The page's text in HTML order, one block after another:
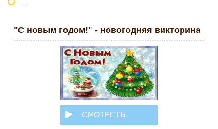
"С новым годом!" - новогодняя викторина
СМОТРЕТЬ